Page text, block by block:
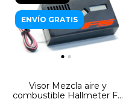
ENVÍO GRATIS
Visor Mezcla aire y
combustible Hallmeter FS